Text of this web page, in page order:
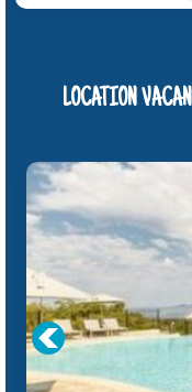
LOCATION